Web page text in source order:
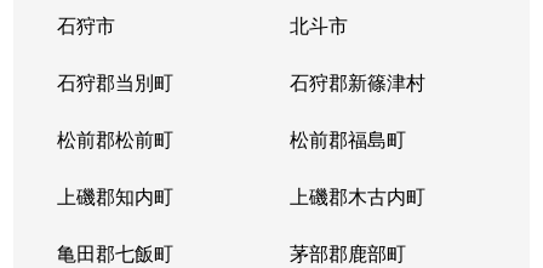
東苗穂５条
元町(札幌)
伏古４条
環状通東
本町２条
環状通東
石狩市 北斗市
石狩郡当別町 石狩郡新篠津村
松前郡松前町 松前郡福島町
上磯郡知内町 上磯郡木古内町
亀田郡七飯町 茅部郡鹿部町